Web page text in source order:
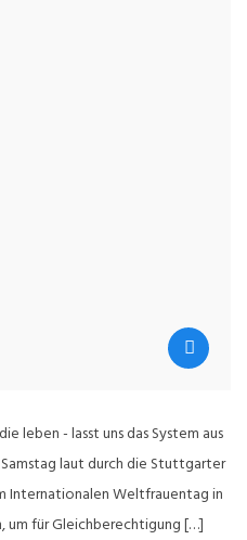
leben - lasst uns das System aus
laut durch die Stuttgarter
Internationalen Weltfrauentag in
um für Gleichberechtigung […]